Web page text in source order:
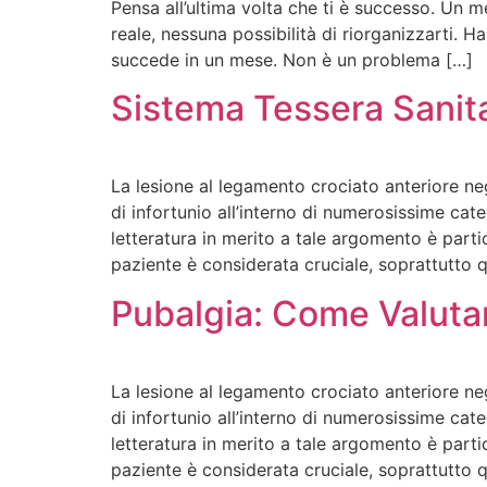
Pensa all’ultima volta che ti è successo. Un
reale, nessuna possibilità di riorganizzarti.
succede in un mese. Non è un problema […]
Sistema Tessera
La lesione al legamento crociato anteriore
di infortunio all’interno di numerosissime
letteratura in merito a tale argomento è
paziente è considerata cruciale, soprattutto
Pubalgia: Come
La lesione al legamento crociato anteriore
di infortunio all’interno di numerosissime
letteratura in merito a tale argomento è
paziente è considerata cruciale, soprattutto